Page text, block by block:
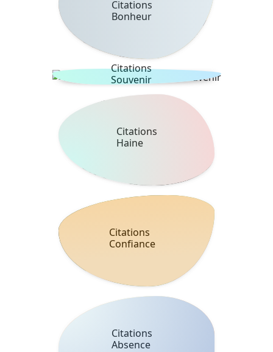
Citations
Bonheur
Citations
Souvenir
Citations
Haine
Citations
Confiance
Citations
Absence